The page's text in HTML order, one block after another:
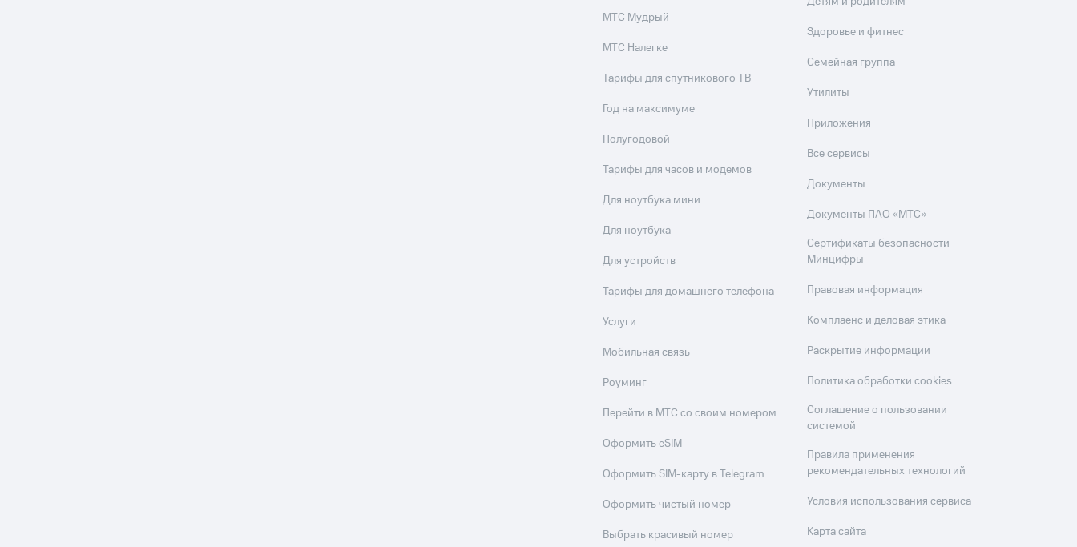
МТС Мудрый
МТС Налегке
Тарифы для спутникового ТВ
Год на максимуме
Полугодовой
Тарифы для часов и модемов
Для ноутбука мини
Для ноутбука
Для устройств
Тарифы для домашнего телефона
Услуги
Мобильная связь
Роуминг
Перейти в МТС со своим номером
Оформить eSIM
Оформить SIM-карту в Telegram
Оформить чистый номер
Выбрать красивый номер
Здоровье и фитнес
Семейная группа
Утилиты
Приложения
Все сервисы
Документы
Документы ПАО «МТС»
Сертификаты безопасности
Минцифры
Правовая информация
Комплаенс и деловая этика
Раскрытие информации
Политика обработки cookies
Соглашение о пользовании
системой
Правила применения
рекомендательных технологий
Условия использования сервиса
Карта сайта